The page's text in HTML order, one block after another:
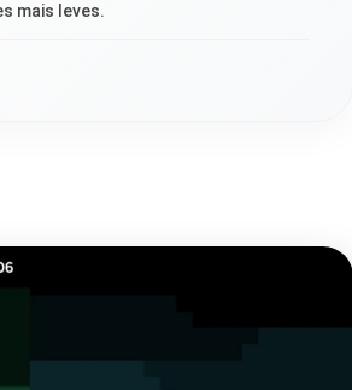
mais leves.